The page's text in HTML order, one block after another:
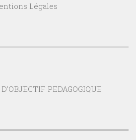
Légales
PEDAGOGIQUE